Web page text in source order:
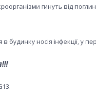
гинуть від
носія інфекції, у